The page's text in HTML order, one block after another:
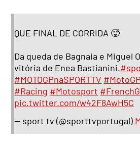
QUE FINAL DE CORRIDA 🥵
Da queda de Bagnaia e Miguel
vitória de Enea Bastianini.
#MOTOGPnaSPORTTV #MotoGP
#Racing #Motosport
pic.twitter.com/w42F8AwH5C
— sport tv (@sporttvportugal)